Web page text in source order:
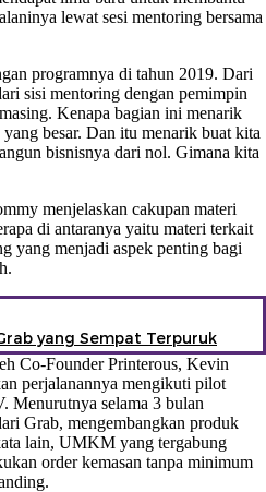
lewat sesi mentoring bersama
programnya di tahun 2019. Dari
sisi mentoring dengan pemimpin
Kenapa bagian ini menarik
besar. Dan itu menarik buat kita
bisnisnya dari nol. Gimana kita
menjelaskan cakupan materi
di antaranya yaitu materi terkait
yang menjadi aspek penting bagi
yang Sempat Terpuruk
Co-Founder Printerous, Kevin
perjalanannya mengikuti pilot
Menurutnya selama 3 bulan
Grab, mengembangkan produk
lain, UMKM yang tergabung
order kemasan tanpa minimum